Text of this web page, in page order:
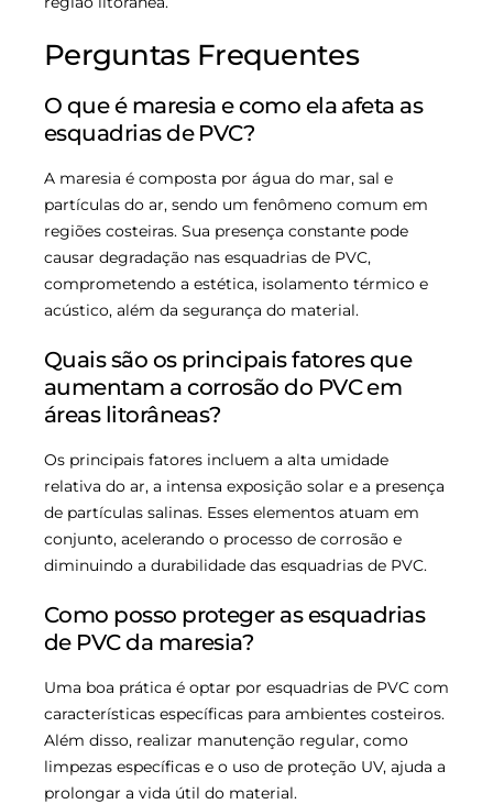
Perguntas Frequentes
O que é maresia e como ela afeta as
esquadrias de PVC?
A maresia é composta por água do mar, sal e
partículas do ar, sendo um fenômeno comum em
regiões costeiras. Sua presença constante pode
causar degradação nas esquadrias de PVC,
comprometendo a estética, isolamento térmico e
acústico, além da segurança do material.
Quais são os principais fatores que
aumentam a corrosão do PVC em
áreas litorâneas?
Os principais fatores incluem a alta umidade
relativa do ar, a intensa exposição solar e a presença
de partículas salinas. Esses elementos atuam em
conjunto, acelerando o processo de corrosão e
diminuindo a durabilidade das esquadrias de PVC.
Como posso proteger as esquadrias
de PVC da maresia?
Uma boa prática é optar por esquadrias de PVC com
características específicas para ambientes costeiros.
Além disso, realizar manutenção regular, como
limpezas específicas e o uso de proteção UV, ajuda a
prolongar a vida útil do material.